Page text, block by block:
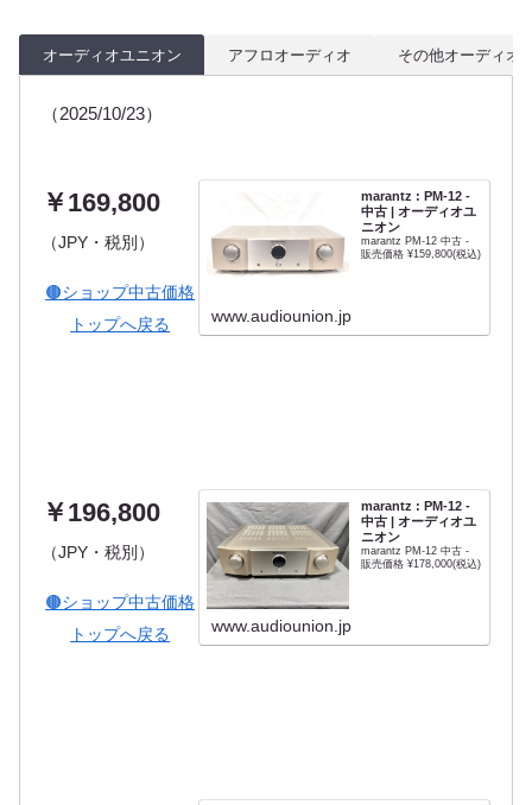
オーディオユニオン アフロオーディオ その他オーディオ
（2025/10/23）
￥169,800
（JPY・税別）
🟤ショップ中古価格
トップへ戻る
marantz : PM-12 -
中古 | オーディオユ
ニオン
marantz PM-12 中古 -
販売価格 ¥159,800(税込)
www.audiounion.jp
￥196,800
（JPY・税別）
🟤ショップ中古価格
トップへ戻る
marantz : PM-12 -
中古 | オーディオユ
ニオン
marantz PM-12 中古 -
販売価格 ¥178,000(税込)
www.audiounion.jp